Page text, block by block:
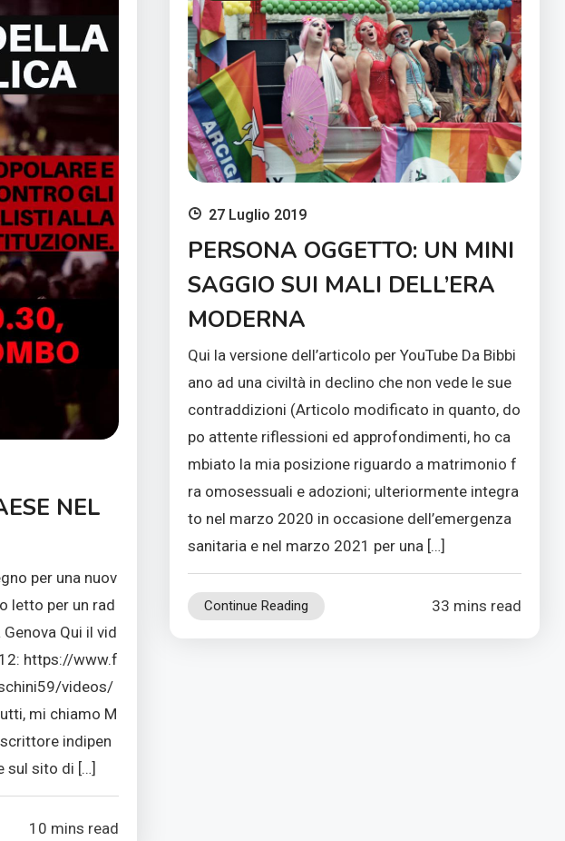
27 Luglio 2019
PERSONA OGGETTO: UN MINI
SAGGIO SUI MALI DELL’ERA
MODERNA
Qui la versione dell’articolo per YouTube Da Bibbi
ano ad una civiltà in declino che non vede le sue
contraddizioni (Articolo modificato in quanto, do
po attente riflessioni ed approfondimenti, ho ca
mbiato la mia posizione riguardo a matrimonio f
ra omosessuali e adozioni; ulteriormente integra
to nel marzo 2020 in occasione dell’emergenza
sanitaria e nel marzo 2021 per una […]
Continue Reading 33 mins read
NEL
per una nuov
letto per un rad
Qui il vid
https://www.f
videos/
mi chiamo M
indipen
sul sito di […]
10 mins read